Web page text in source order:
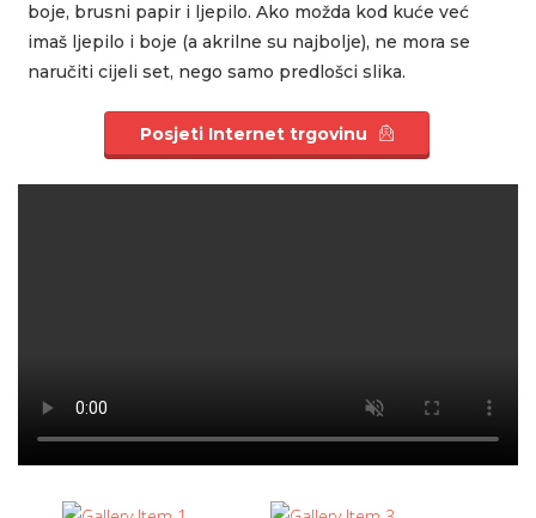
boje, brusni papir i ljepilo. Ako možda kod kuće već
imaš ljepilo i boje (a akrilne su najbolje), ne mora se
naručiti cijeli set, nego samo predlošci slika.
Posjeti Internet trgovinu